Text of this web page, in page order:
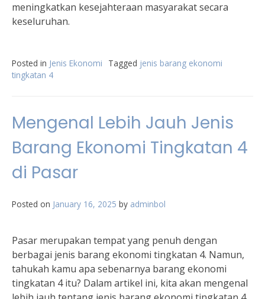
meningkatkan kesejahteraan masyarakat secara
keseluruhan.
Posted in Jenis Ekonomi Tagged jenis barang ekonomi
tingkatan 4
Mengenal Lebih Jauh Jenis
Barang Ekonomi Tingkatan 4
di Pasar
Posted on January 16, 2025 by adminbol
Pasar merupakan tempat yang penuh dengan
berbagai jenis barang ekonomi tingkatan 4. Namun,
tahukah kamu apa sebenarnya barang ekonomi
tingkatan 4 itu? Dalam artikel ini, kita akan mengenal